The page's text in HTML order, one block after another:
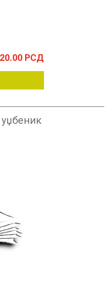
РСД